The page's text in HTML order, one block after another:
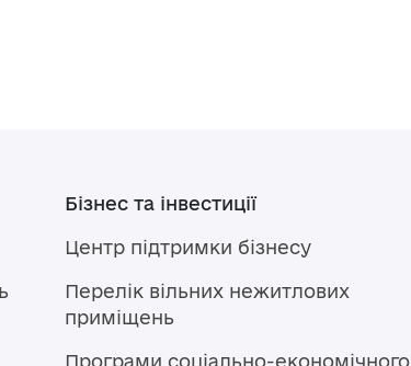
Бізнес та інвестиції
Центр підтримки бізнесу
Перелік вільних нежитлових
приміщень
Програми соціально-економічного